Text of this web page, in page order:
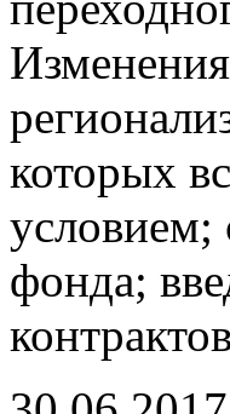
которых
условием;
фонда;